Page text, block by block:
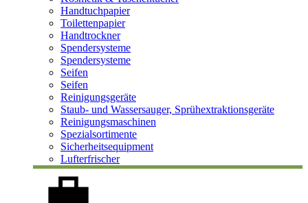
Handtuchpapier
Toilettenpapier
Handtrockner
Spendersysteme
Spendersysteme
Seifen
Seifen
Reinigungsgeräte
Staub- und Wassersauger, Sprühextraktionsgeräte
Reinigungsmaschinen
Spezialsortimente
Sicherheitsequipment
Lufterfrischer